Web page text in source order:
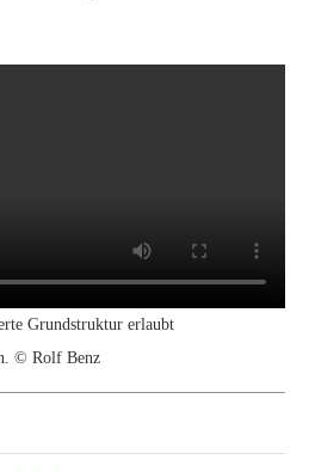
Grundstruktur erlaubt
© Rolf Benz